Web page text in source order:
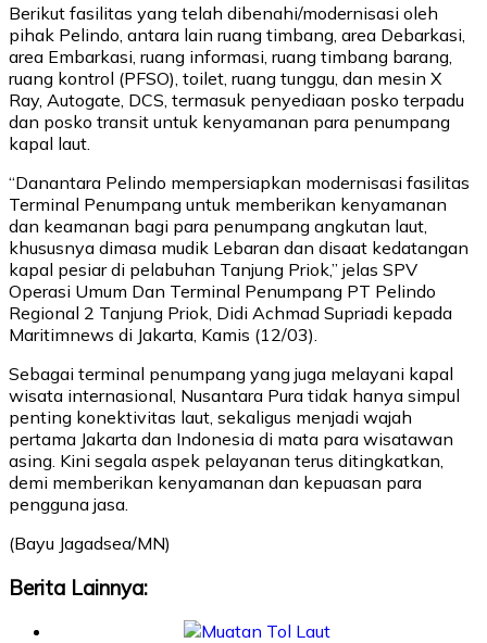
Berikut fasilitas yang telah dibenahi/modernisasi oleh
pihak Pelindo, antara lain ruang timbang, area Debarkasi,
area Embarkasi, ruang informasi, ruang timbang barang,
ruang kontrol (PFSO), toilet, ruang tunggu, dan mesin X
Ray, Autogate, DCS, termasuk penyediaan posko terpadu
dan posko transit untuk kenyamanan para penumpang
kapal laut.
“Danantara Pelindo mempersiapkan modernisasi fasilitas
Terminal Penumpang untuk memberikan kenyamanan
dan keamanan bagi para penumpang angkutan laut,
khususnya dimasa mudik Lebaran dan disaat kedatangan
kapal pesiar di pelabuhan Tanjung Priok,” jelas SPV
Operasi Umum Dan Terminal Penumpang PT Pelindo
Regional 2 Tanjung Priok, Didi Achmad Supriadi kepada
Maritimnews di Jakarta, Kamis (12/03).
Sebagai terminal penumpang yang juga melayani kapal
wisata internasional, Nusantara Pura tidak hanya simpul
penting konektivitas laut, sekaligus menjadi wajah
pertama Jakarta dan Indonesia di mata para wisatawan
asing. Kini segala aspek pelayanan terus ditingkatkan,
demi memberikan kenyamanan dan kepuasan para
pengguna jasa.
(Bayu Jagadsea/MN)
Berita Lainnya: